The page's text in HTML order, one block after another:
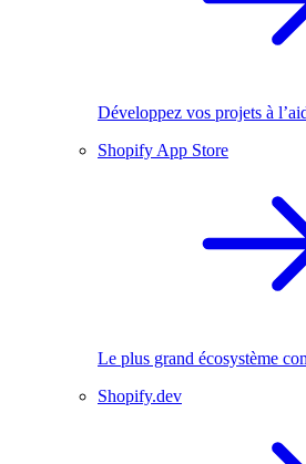
Développez vos projets à
Shopify App Store
Le plus grand écosystème
Shopify.dev